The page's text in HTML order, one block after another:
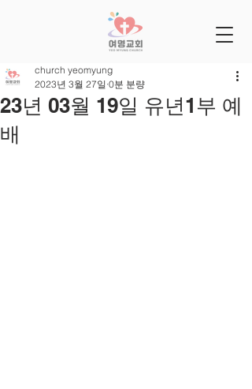
23년 03월 19일 유년1부 예
배
church yeomyung
2023년 3월 27일 0분 분량